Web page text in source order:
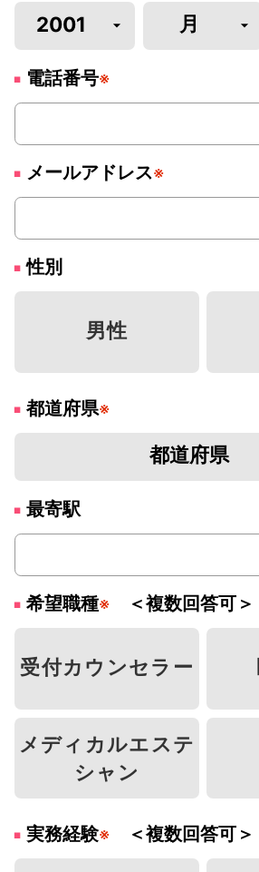
電話番号※
メールアドレス※
性別
男性
都道府県※
最寄駅
希望職種※＜複数回答可＞
受付カウンセラー
メディカルエステ
シャン
実務経験※＜複数回答可＞